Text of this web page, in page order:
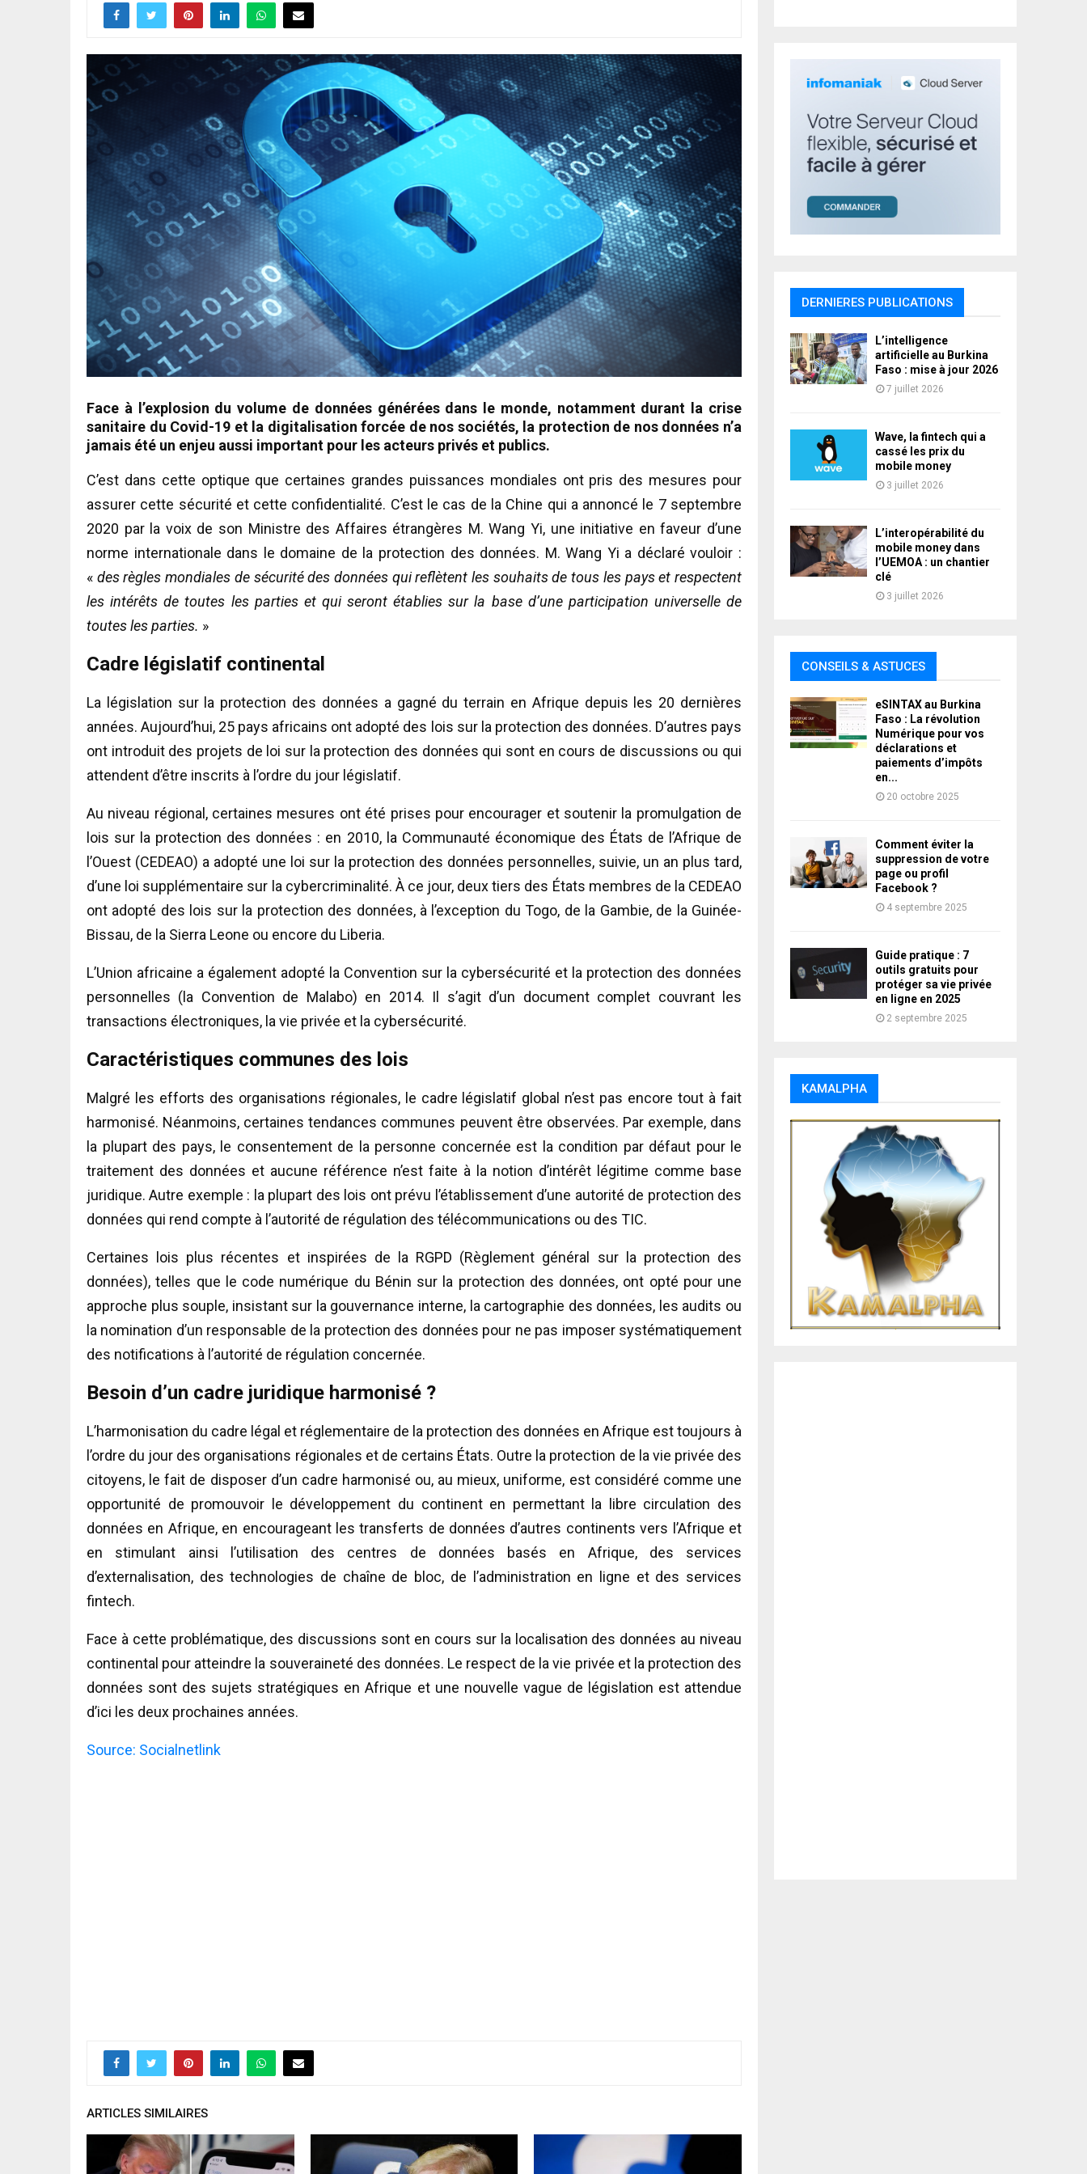
Face à l’explosion du volume de données générées dans le monde, notamment durant la crise
sanitaire du Covid-19 et la digitalisation forcée de nos sociétés, la protection de nos données n’a
jamais été un enjeu aussi important pour les acteurs privés et publics.
C’est dans cette optique que certaines grandes puissances mondiales ont pris des mesures pour
assurer cette sécurité et cette confidentialité. C’est le cas de la Chine qui a annoncé le 7 septembre
2020 par la voix de son Ministre des Affaires étrangères M. Wang Yi, une initiative en faveur d’une
norme internationale dans le domaine de la protection des données. M. Wang Yi a déclaré vouloir :
« des règles mondiales de sécurité des données qui reflètent les souhaits de tous les pays et respectent
les intérêts de toutes les parties et qui seront établies sur la base d’une participation universelle de
toutes les parties. »
Cadre législatif continental
La législation sur la protection des données a gagné du terrain en Afrique depuis les 20 dernières
années. Aujourd’hui, 25 pays africains ont adopté des lois sur la protection des données. D’autres pays
ont introduit des projets de loi sur la protection des données qui sont en cours de discussions ou qui
attendent d’être inscrits à l’ordre du jour législatif.
Au niveau régional, certaines mesures ont été prises pour encourager et soutenir la promulgation de
lois sur la protection des données : en 2010, la Communauté économique des États de l’Afrique de
l’Ouest (CEDEAO) a adopté une loi sur la protection des données personnelles, suivie, un an plus tard,
d’une loi supplémentaire sur la cybercriminalité. À ce jour, deux tiers des États membres de la CEDEAO
ont adopté des lois sur la protection des données, à l’exception du Togo, de la Gambie, de la Guinée-
Bissau, de la Sierra Leone ou encore du Liberia.
L’Union africaine a également adopté la Convention sur la cybersécurité et la protection des données
personnelles (la Convention de Malabo) en 2014. Il s’agit d’un document complet couvrant les
transactions électroniques, la vie privée et la cybersécurité.
Caractéristiques communes des lois
Malgré les efforts des organisations régionales, le cadre législatif global n’est pas encore tout à fait
harmonisé. Néanmoins, certaines tendances communes peuvent être observées. Par exemple, dans
la plupart des pays, le consentement de la personne concernée est la condition par défaut pour le
traitement des données et aucune référence n’est faite à la notion d’intérêt légitime comme base
juridique. Autre exemple : la plupart des lois ont prévu l’établissement d’une autorité de protection des
données qui rend compte à l’autorité de régulation des télécommunications ou des TIC.
Certaines lois plus récentes et inspirées de la RGPD (Règlement général sur la protection des
données), telles que le code numérique du Bénin sur la protection des données, ont opté pour une
approche plus souple, insistant sur la gouvernance interne, la cartographie des données, les audits ou
la nomination d’un responsable de la protection des données pour ne pas imposer systématiquement
des notifications à l’autorité de régulation concernée.
Besoin d’un cadre juridique harmonisé ?
L’harmonisation du cadre légal et réglementaire de la protection des données en Afrique est toujours à
l’ordre du jour des organisations régionales et de certains États. Outre la protection de la vie privée des
citoyens, le fait de disposer d’un cadre harmonisé ou, au mieux, uniforme, est considéré comme une
opportunité de promouvoir le développement du continent en permettant la libre circulation des
données en Afrique, en encourageant les transferts de données d’autres continents vers l’Afrique et
en stimulant ainsi l’utilisation des centres de données basés en Afrique, des services
d’externalisation, des technologies de chaîne de bloc, de l’administration en ligne et des services
fintech.
Face à cette problématique, des discussions sont en cours sur la localisation des données au niveau
continental pour atteindre la souveraineté des données. Le respect de la vie privée et la protection des
données sont des sujets stratégiques en Afrique et une nouvelle vague de législation est attendue
d’ici les deux prochaines années.
Source: Socialnetlink
ARTICLES SIMILAIRES
DERNIERES PUBLICATIONS
L’intelligence
artificielle au Burkina
Faso : mise à jour 2026
7 juillet 2026
Wave, la fintech qui a
cassé les prix du
mobile money
3 juillet 2026
L’interopérabilité du
mobile money dans
l’UEMOA : un chantier
clé
3 juillet 2026
CONSEILS & ASTUCES
eSINTAX au Burkina
Faso : La révolution
Numérique pour vos
déclarations et
paiements d’impôts
en...
20 octobre 2025
Comment éviter la
suppression de votre
page ou profil
Facebook ?
4 septembre 2025
Guide pratique : 7
outils gratuits pour
protéger sa vie privée
en ligne en 2025
2 septembre 2025
KAMALPHA